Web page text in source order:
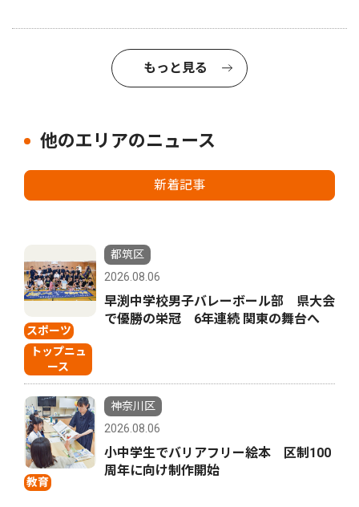
もっと見る
他のエリアのニュース
新着記事
スポーツ
トップニュ
ース
都筑区
2026.08.06
早渕中学校男子バレーボール部 県大会
で優勝の栄冠 6年連続 関東の舞台へ
教育
神奈川区
2026.08.06
小中学生でバリアフリー絵本 区制100
周年に向け制作開始